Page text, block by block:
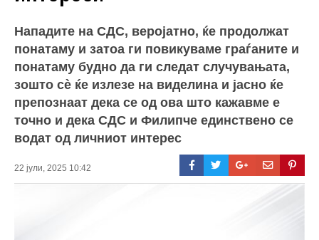
Нападите на СДС, веројатно, ќе продолжат
понатаму и затоа ги повикуваме граѓаните и
понатаму будно да ги следат случувањата,
зошто сè ќе излезе на виделина и јасно ќе
препознаат дека се од ова што кажавме е
точно и дека СДС и Филипче единствено се
водат од личниот интерес
22 јули, 2025 10:42